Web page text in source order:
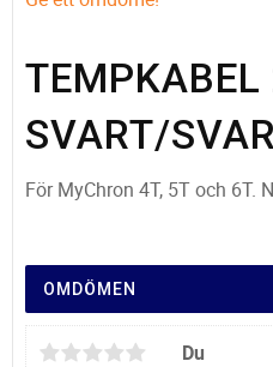
TEMPKABEL
SVART/
För MyChron 4T, 5T och 6T.
OMDÖMEN
Du